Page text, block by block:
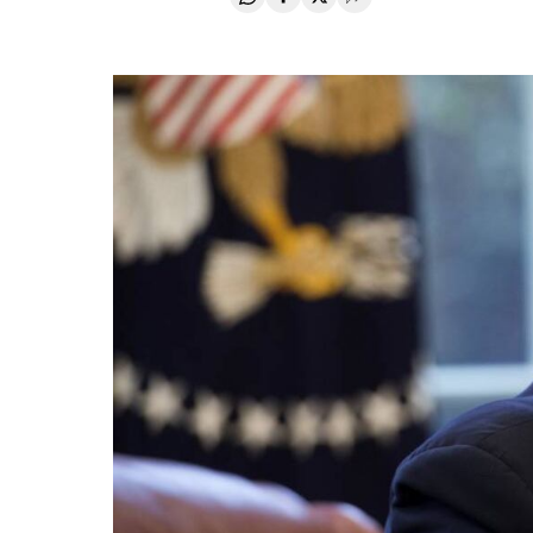
Compartir en Whatsapp
Compartir en Facebook
Compartir en Twitter
Desplegar Redes